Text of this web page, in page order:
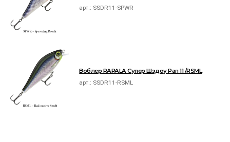
арт.: SSDR11-SPWR
Воблер RAPALA Супер Шэдоу Рап 11 /RSML
арт.: SSDR11-RSML